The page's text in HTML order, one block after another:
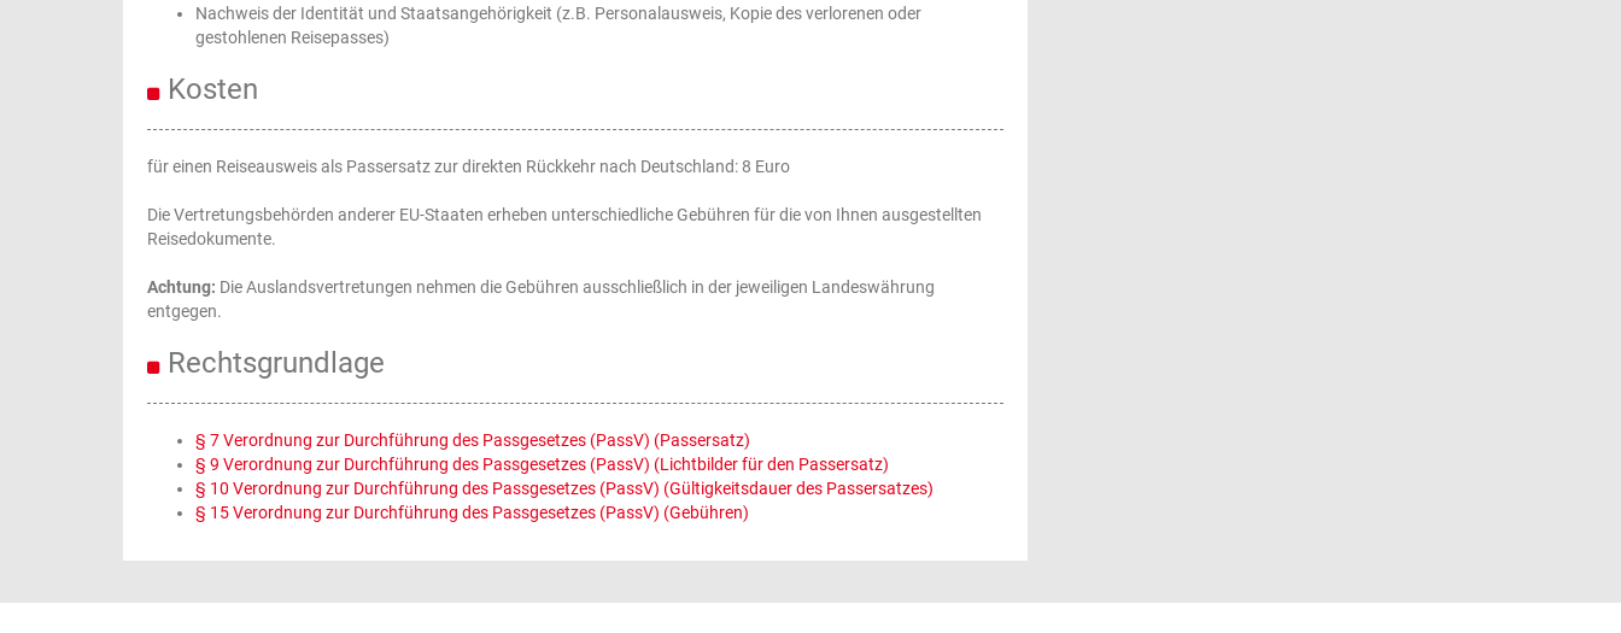
Nachweis der Identität und Staatsangehörigkeit (z.B. Personalausweis, Kopie des verlorenen oder
gestohlenen Reisepasses)
Kosten
für einen Reiseausweis als Passersatz zur direkten Rückkehr nach Deutschland: 8 Euro
Die Vertretungsbehörden anderer EU-Staaten erheben unterschiedliche Gebühren für die von Ihnen ausgestellten
Reisedokumente.
Achtung: Die Auslandsvertretungen nehmen die Gebühren ausschließlich in der jeweiligen Landeswährung
entgegen.
Rechtsgrundlage
§ 7 Verordnung zur Durchführung des Passgesetzes (PassV) (Passersatz)
§ 9 Verordnung zur Durchführung des Passgesetzes (PassV) (Lichtbilder für den Passersatz)
§ 10 Verordnung zur Durchführung des Passgesetzes (PassV) (Gültigkeitsdauer des Passersatzes)
§ 15 Verordnung zur Durchführung des Passgesetzes (PassV) (Gebühren)